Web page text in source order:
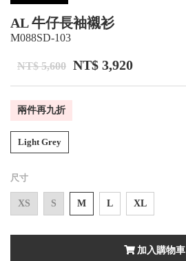
AL 牛仔長袖襯衫
M088SD-103
NT$ 5,600 NT$ 3,920
兩件再九折
Light Grey
尺寸
XS S M L XL
加入購物車